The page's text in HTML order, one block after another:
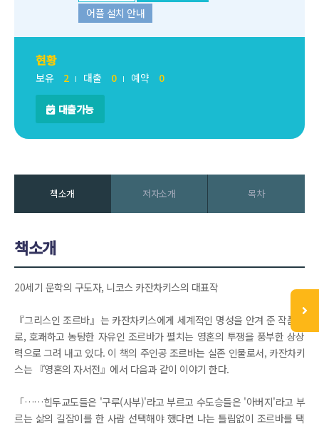
어플 설치 안내
현황
보유 2 대출 0 예약 0
대출가능
책소개 저자소개 목차
책소개
20세기 문학의 구도자, 니코스 카잔차키스의 대표작
『그리스인 조르바』는 카잔차키스에게 세계적인 명성을 안겨 준 작품으
로, 호쾌하고 농탕한 자유인 조르바가 펼치는 영혼의 투쟁을 풍부한 상상
력으로 그려 내고 있다. 이 책의 주인공 조르바는 실존 인물로서, 카잔차키
스는 『영혼의 자서전』에서 다음과 같이 이야기 한다.
「……힌두교도들은 '구루(사부)'라고 부르고 수도승들은 '아버지'라고 부
르는 삶의 길잡이를 한 사람 선택해야 했다면 나는 틀림없이 조르바를 택